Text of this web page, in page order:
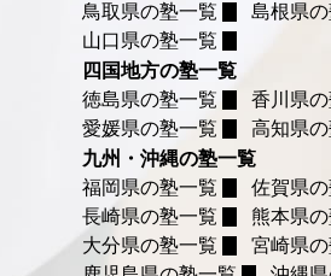
鳥取県の塾一覧
島根県
山口県の塾一覧
四国地方の塾一覧
徳島県の塾一覧
香川県
愛媛県の塾一覧
高知県
九州・沖縄の塾一覧
福岡県の塾一覧
佐賀県
長崎県の塾一覧
熊本県
大分県の塾一覧
宮崎県